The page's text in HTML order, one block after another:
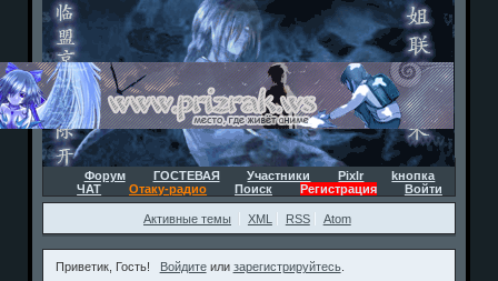
Форум ГОСТЕВАЯ Участники Pixlr
kнопка
ЧАТ
Отаку-радио Поиск Регистрация Войти
Активные темы XML RSS Atom
Приветик, Гость! Войдитеили зарегистрируйтесь.